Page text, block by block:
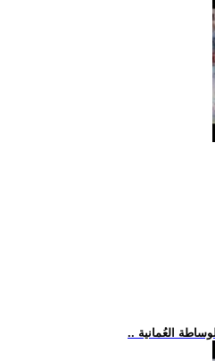
العُمانية